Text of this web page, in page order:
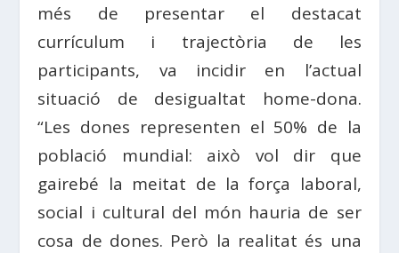
més de presentar el destacat
currículum i trajectòria de les
participants, va incidir en l’actual
situació de desigualtat home-dona.
“Les dones representen el 50% de la
població mundial: això vol dir que
gairebé la meitat de la força laboral,
social i cultural del món hauria de ser
cosa de dones. Però la realitat és una